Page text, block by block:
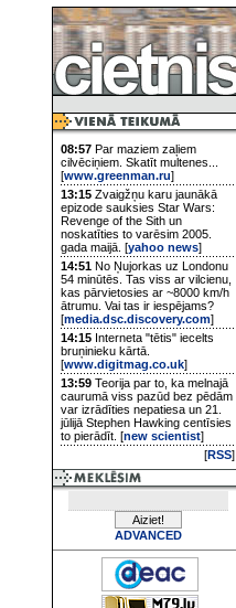
08:57 Par maziem zaļiem
cilvēciņiem. Skatīt multenes...
[www.greenman.ru]
13:15 Zvaigžņu karu jaunākā
epizode sauksies Star Wars:
Revenge of the Sith un
noskatīties to varēsim 2005.
gada maijā. [yahoo news]
14:51 No Ņujorkas uz Londonu
54 minūtēs. Tas viss ar vilcienu,
kas pārvietosies ar ~8000 km/h
ātrumu. Vai tas ir iespējams?
[media.dsc.discovery.com]
14:15 Interneta "tētis" iecelts
bruņinieku kārtā.
[www.digitmag.co.uk]
13:59 Teorija par to, ka melnajā
caurumā viss pazūd bez pēdām
var izrādīties nepatiesa un 21.
jūlijā Stephen Hawking centīsies
to pierādīt. [new scientist]
[RSS]
ADVANCED